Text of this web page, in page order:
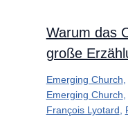
Warum das
große
Emerging Church
Emerging Church
François Lyotard